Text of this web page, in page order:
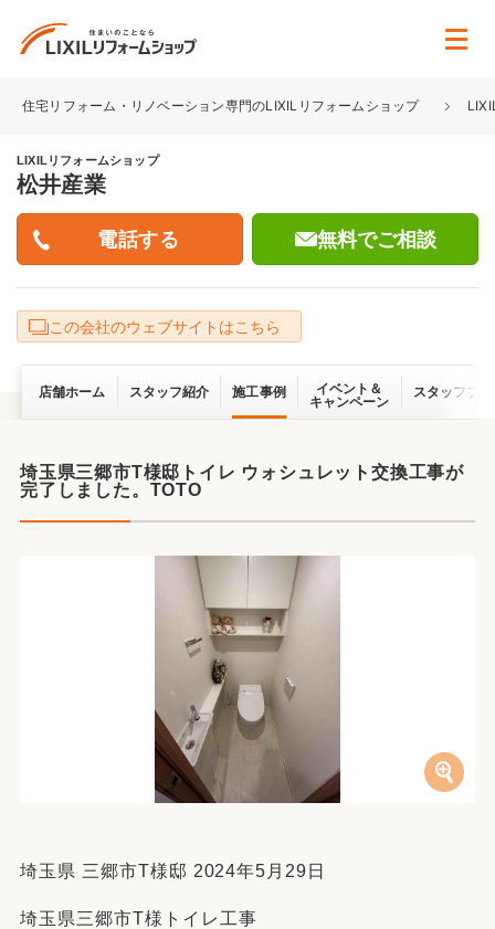
住宅リフォーム・リノベーション専門のLIXILリフォームショップ
LIXILリフォームショップ
松井産業
無料でご相談
この会社のウェブサイトはこちら
店舗ホーム スタッフ紹介 施工事例
イベント＆
キャンペーン
スタッフブ
埼玉県三郷市T様邸トイレ ウォシュレット交換工事が
完了しました。TOTO
埼玉県 三郷市T様邸 2024年5月29日
埼玉県三郷市T様トイレ工事